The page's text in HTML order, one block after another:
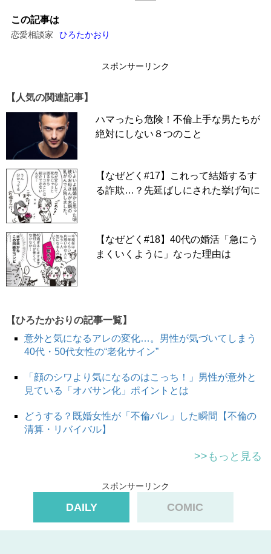
この記事は
恋愛相談家 ひろたかおり
スポンサーリンク
【人気の関連記事】
ハマったら危険！不倫上手な男たちが
絶対にしない８つのこと
【なぜどく#17】これって結婚するす
る詐欺…？先延ばしにされた挙げ句に
【なぜどく#18】40代の婚活「急にう
まくいくように」なった理由は
【ひろたかおりの記事一覧】
意外と気になるアレの変化…。男性が気づいてしまう
40代・50代女性の“老化サイン”
「顔のシワより気になるのはこっち！」男性が意外と
見ている「オバサン化」ポイントとは
どうする？既婚女性が「不倫バレ」した瞬間【不倫の
清算・リバイバル】
>>もっと見る
スポンサーリンク
DAILY COMIC